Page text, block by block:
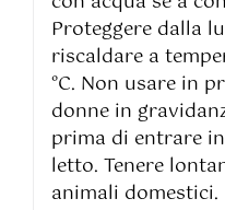
Proteggere dalla
riscaldare a
°C. Non usare in
donne in
prima di entrare
letto. Tenere
animali domestici.